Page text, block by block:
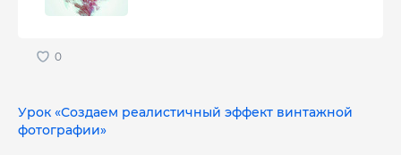
Урок «Создаем реалистичный эффект винтажной
фотографии»